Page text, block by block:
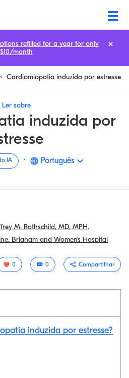
Cardiomiopatia induzida por estresse
Ler sobre
induzida por
IA · Português
M. Rothschild, MD, MPH.
Brigham and Women’s Hospital
0 0 Compartilhar
induzida por estresse?
refilled for a year for only
$10/month